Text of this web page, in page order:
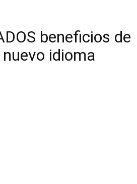
beneficios de
idioma